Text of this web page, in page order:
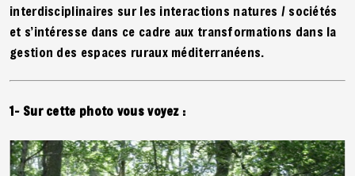
interdisciplinaires sur les interactions natures / sociétés
et s’intéresse dans ce cadre aux transformations dans la
gestion des espaces ruraux méditerranéens.
1- Sur cette photo vous voyez :